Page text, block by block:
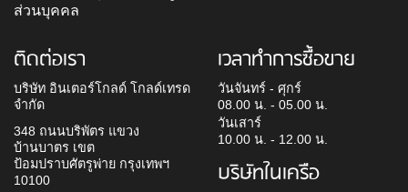
ส่วนบุคคล
ติดต่อเรา
บริษัท อินเตอร์โกลด์ โกลด์เทรด
จำกัด
348 ถนนบริพัตร แขวง
บ้านบาตร เขต
ป้อมปราบศัตรูพ่าย กรุงเทพฯ
10100
เวลาทำการซื้อขาย
วันจันทร์ - ศุกร์
08.00 น. - 05.00 น.
วันเสาร์
10.00 น. - 12.00 น.
บริษัทในเครือ